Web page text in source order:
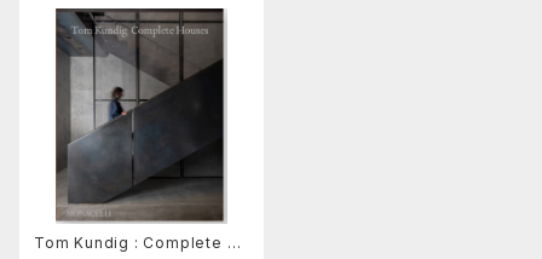
Tom Kundig : Complete H